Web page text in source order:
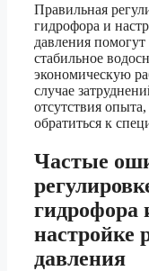
Правильная
гидрофора и
давления помогут
стабильное
экономическую
случае
отсутствия
обратиться к
Частые
гидрофора
настройке
давления